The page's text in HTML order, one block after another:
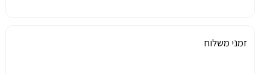
זמני משלוח